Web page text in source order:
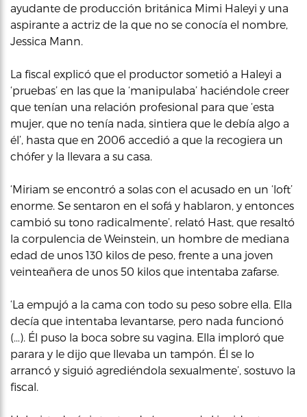
ayudante de producción británica Mimi Haleyi y una
aspirante a actriz de la que no se conocía el nombre,
Jessica Mann.
La fiscal explicó que el productor sometió a Haleyi a
‘pruebas’ en las que la ‘manipulaba’ haciéndole creer
que tenían una relación profesional para que ‘esta
mujer, que no tenía nada, sintiera que le debía algo a
él’, hasta que en 2006 accedió a que la recogiera un
chófer y la llevara a su casa.
‘Miriam se encontró a solas con el acusado en un ‘loft’
enorme. Se sentaron en el sofá y hablaron, y entonces
cambió su tono radicalmente’, relató Hast, que resaltó
la corpulencia de Weinstein, un hombre de mediana
edad de unos 130 kilos de peso, frente a una joven
veinteañera de unos 50 kilos que intentaba zafarse.
‘La empujó a la cama con todo su peso sobre ella. Ella
decía que intentaba levantarse, pero nada funcionó
(…). Él puso la boca sobre su vagina. Ella imploró que
parara y le dijo que llevaba un tampón. Él se lo
arrancó y siguió agrediéndola sexualmente’, sostuvo la
fiscal.